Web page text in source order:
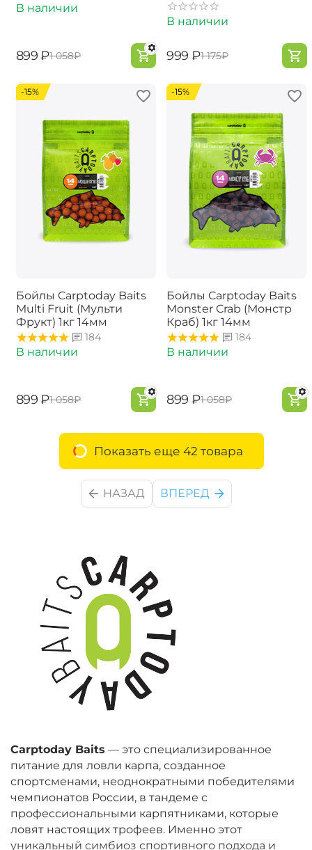
Carptoday Baits — это специализированное
питание для ловли карпа, созданное
спортсменами, неоднократными победителями
чемпионатов России, в тандеме с
профессиональными карпятниками, которые
ловят настоящих трофеев. Именно этот
уникальный симбиоз спортивного подхода и
В наличии
‍899‍ ₽‍1 058‍₽
В наличии
‍999‍ ₽‍1 175‍₽
-15%
Бойлы Carptoday Baits
Multi Fruit (Мульти
Фрукт) 1кг 14мм
184
В наличии
‍899‍ ₽‍1 058‍₽
-15%
Бойлы Carptoday Baits
Monster Crab (Монстр
Краб) 1кг 14мм
184
В наличии
‍899‍ ₽‍1 058‍₽
Показать еще 42 товара
НАЗАД ВПЕРЕД